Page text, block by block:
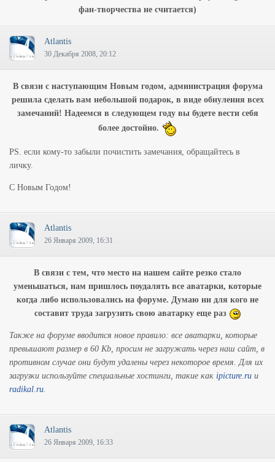
фан-творчества не считается)
Atlantis
30 Декабря 2008, 20:12
В связи с наступающим Новым годом, администрация форума
решила сделать вам небольшой подарок, в виде обнуления всех
замечаний! Надеемся в следующем году вы будете вести себя
более достойно.
PS. если кому-то забыли почистить замечания, обращайтесь в
личку.
С Новым Годом!
Atlantis
26 Января 2009, 16:31
В связи с тем, что место на нашем сайте резко стало
уменьшаться, нам пришлось поудалять все аватарки, которые
когда либо использовались на форуме. Думаю ни для кого не
составит труда загрузить свою аватарку еще раз
Также на форуме вводится новое правило: все аватарки, которые
превышают размер в 60 Kb, просим не загружать через наш сайт, в
противном случае они будут удалены через некоторое время. Для их
загрузки используйте специальные хостинги, такие как ipicture.ru и
radikal.ru.
Atlantis
26 Января 2009, 16:33